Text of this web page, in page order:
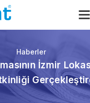
Haberler
İzmir